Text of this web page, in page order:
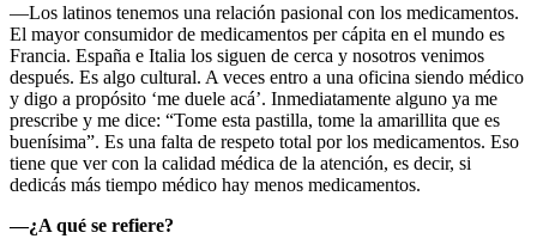
—Los latinos tenemos una relación pasional con los medicamentos.
El mayor consumidor de medicamentos per cápita en el mundo es
Francia. España e Italia los siguen de cerca y nosotros venimos
después. Es algo cultural. A veces entro a una oficina siendo médico
y digo a propósito ‘me duele acá’. Inmediatamente alguno ya me
prescribe y me dice: “Tome esta pastilla, tome la amarillita que es
buenísima”. Es una falta de respeto total por los medicamentos. Eso
tiene que ver con la calidad médica de la atención, es decir, si
dedicás más tiempo médico hay menos medicamentos.
—¿A qué se refiere?